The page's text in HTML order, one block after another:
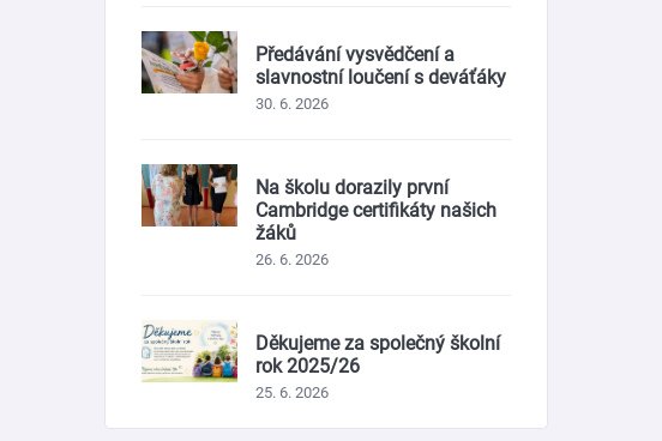
Předávání vysvědčení a
slavnostní loučení s deváťáky
30. 6. 2026
Na školu dorazily první
Cambridge certifikáty našich
žáků
26. 6. 2026
Děkujeme za společný školní
rok 2025/26
25. 6. 2026